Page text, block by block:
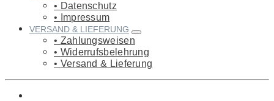
Datenschutz
Impressum
VERSAND & LIEFERUNG
Zahlungsweisen
Widerrufsbelehrung
Versand & Lieferung